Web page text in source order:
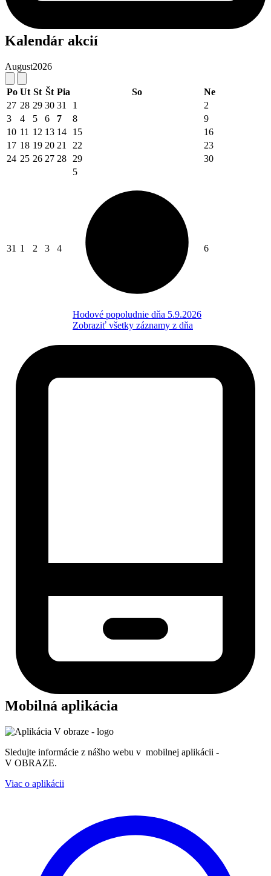
Kalendár akcií
August2026
Po Ut St Št Pia So
Ne
27 28 29 30 31 1
2
3
4 5 6 7 8
9
10 11 12 13 14 15
16
17 18 19 20 21 22
23
24 25 26 27 28 29 30
31 1 2 3 4
5
Hodové popoludnie dňa 5.9.2026
Zobraziť všetky záznamy z dňa
6
Mobilná aplikácia
Sledujte informácie z nášho webu v mobilnej aplikácii -
V OBRAZE.
Viac o aplikácii